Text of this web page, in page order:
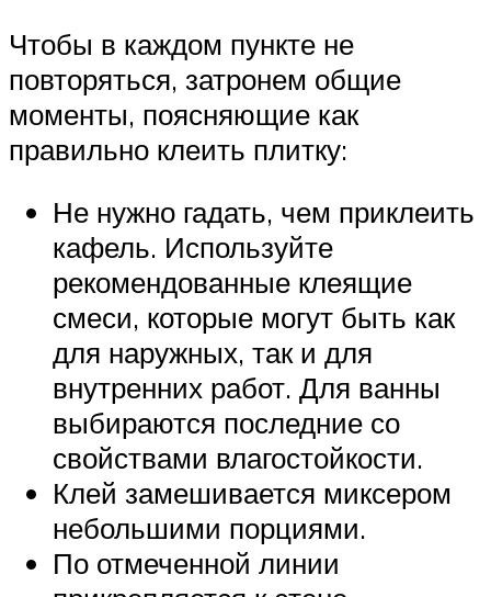
Чтобы в каждом пункте не
повторяться, затронем общие
моменты, поясняющие как
правильно клеить плитку:
Не нужно гадать, чем приклеить
кафель. Используйте
рекомендованные клеящие
смеси, которые могут быть как
для наружных, так и для
внутренних работ. Для ванны
выбираются последние со
свойствами влагостойкости.
Клей замешивается миксером
небольшими порциями.
По отмеченной линии